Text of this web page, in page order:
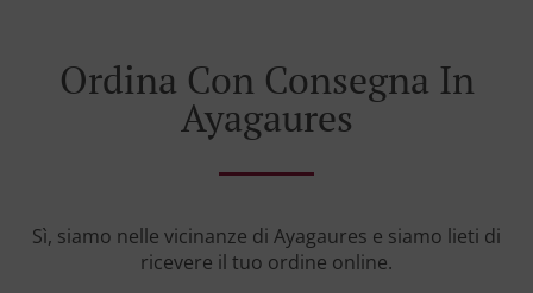
Ordina Con Consegna In
Ayagaures
Sì, siamo nelle vicinanze di Ayagaures e siamo lieti di
ricevere il tuo ordine online.